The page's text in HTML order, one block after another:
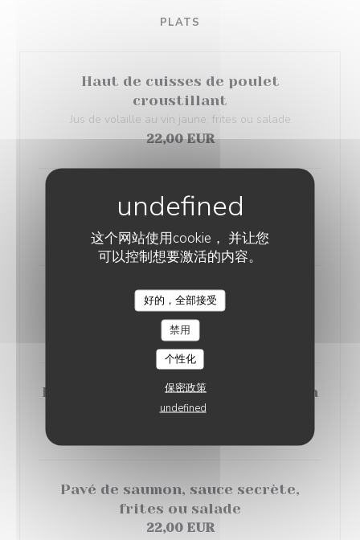
这个网站使用cookie， 并让您
可以控制想要激活的内容。
好的，全部接受
禁用
个性化
保密政策
undefined
PLATS
Haut de cuisses de poulet
croustillant
Jus de volaille au vin jaune, frites ou salade
22,00 EUR
Tartare de filet de bœuf, frites ou
salade
24,00 EUR
Andouillettes 5A, sauce Porto,
frites ou salade
18,00 EUR
Bavette de bœuf, sauce échalote vin
rouge, frites ou salade
Pavé de saumon, sauce secrète,
frites ou salade
22,00 EUR
LE 77EME